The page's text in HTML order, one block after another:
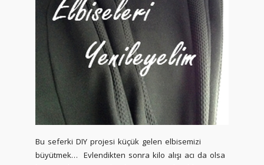
Bu seferki DIY projesi küçük gelen elbisemizi
büyütmek… Evlendikten sonra kilo alışı acı da olsa